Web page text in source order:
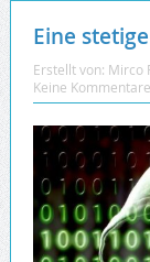
Eine
Erstellt von: Mirco
Keine Kommentare